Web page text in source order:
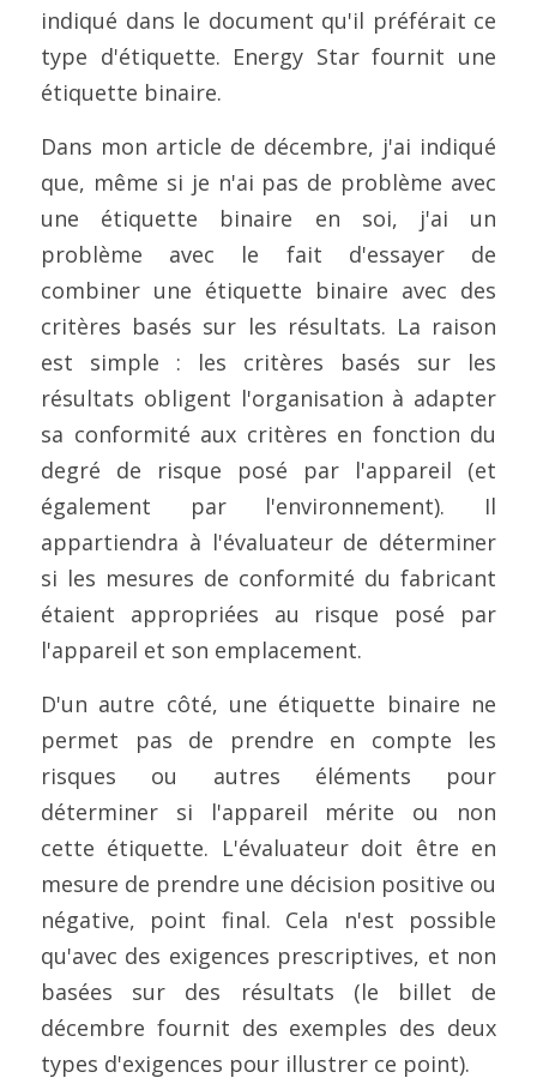
indiqué dans le document qu'il préférait ce
type d'étiquette. Energy Star fournit une
étiquette binaire.
Dans mon article de décembre, j'ai indiqué
que, même si je n'ai pas de problème avec
une étiquette binaire en soi, j'ai un
problème avec le fait d'essayer de
combiner une étiquette binaire avec des
critères basés sur les résultats. La raison
est simple : les critères basés sur les
résultats obligent l'organisation à adapter
sa conformité aux critères en fonction du
degré de risque posé par l'appareil (et
également par l'environnement). Il
appartiendra à l'évaluateur de déterminer
si les mesures de conformité du fabricant
étaient appropriées au risque posé par
l'appareil et son emplacement.
D'un autre côté, une étiquette binaire ne
permet pas de prendre en compte les
risques ou autres éléments pour
déterminer si l'appareil mérite ou non
cette étiquette. L'évaluateur doit être en
mesure de prendre une décision positive ou
négative, point final. Cela n'est possible
qu'avec des exigences prescriptives, et non
basées sur des résultats (le billet de
décembre fournit des exemples des deux
types d'exigences pour illustrer ce point).